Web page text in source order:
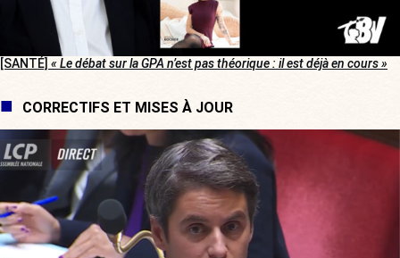
[SANTÉ] « Le débat sur la GPA n’est pas théorique : il est déjà en cours »
CORRECTIFS ET MISES À JOUR